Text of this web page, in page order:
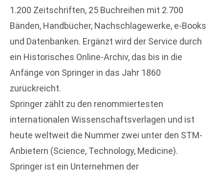
1.200 Zeitschriften, 25 Buchreihen mit 2.700
Bänden, Handbücher, Nachschlagewerke, e-Books
und Datenbanken. Ergänzt wird der Service durch
ein Historisches Online-Archiv, das bis in die
Anfänge von Springer in das Jahr 1860
zurückreicht.
Springer zählt zu den renommiertesten
internationalen Wissenschaftsverlagen und ist
heute weltweit die Nummer zwei unter den STM-
Anbietern (Science, Technology, Medicine).
Springer ist ein Unternehmen der